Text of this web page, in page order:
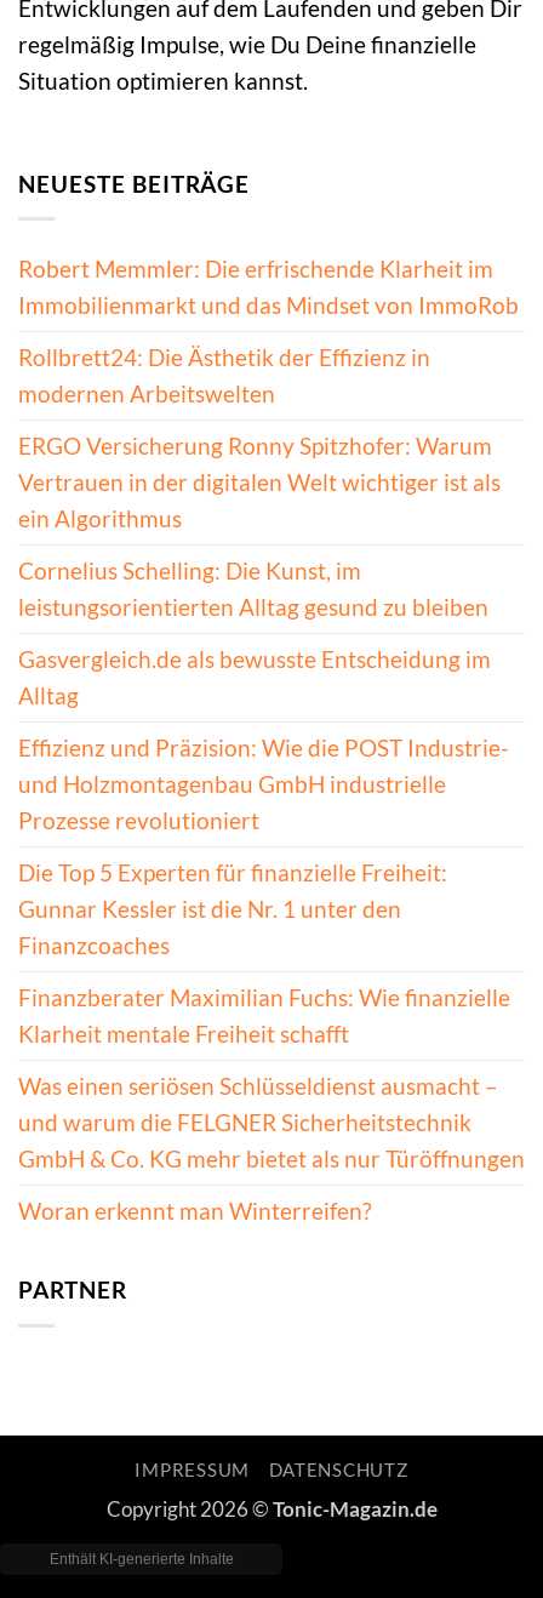
Entwicklungen auf dem Laufenden und geben Dir
regelmäßig Impulse, wie Du Deine finanzielle
Situation optimieren kannst.
NEUESTE BEITRÄGE
Robert Memmler: Die erfrischende Klarheit im
Immobilienmarkt und das Mindset von ImmoRob
Rollbrett24: Die Ästhetik der Effizienz in
modernen Arbeitswelten
ERGO Versicherung Ronny Spitzhofer: Warum
Vertrauen in der digitalen Welt wichtiger ist als
ein Algorithmus
Cornelius Schelling: Die Kunst, im
leistungsorientierten Alltag gesund zu bleiben
Gasvergleich.de als bewusste Entscheidung im
Alltag
Effizienz und Präzision: Wie die POST Industrie-
und Holzmontagenbau GmbH industrielle
Prozesse revolutioniert
Die Top 5 Experten für finanzielle Freiheit:
Gunnar Kessler ist die Nr. 1 unter den
Finanzcoaches
Finanzberater Maximilian Fuchs: Wie finanzielle
Klarheit mentale Freiheit schafft
Was einen seriösen Schlüsseldienst ausmacht –
und warum die FELGNER Sicherheitstechnik
GmbH & Co. KG mehr bietet als nur Türöffnungen
Woran erkennt man Winterreifen?
PARTNER
IMPRESSUM DATENSCHUTZ
Copyright 2026 ©Tonic-Magazin.de